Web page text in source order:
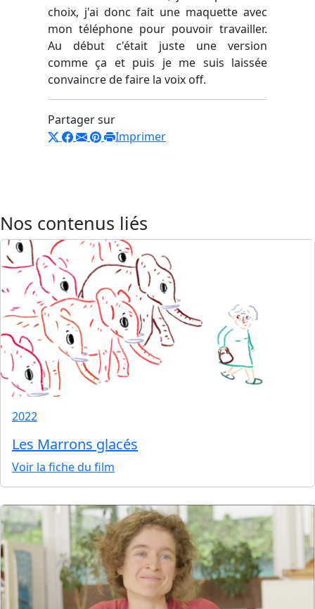
choix, j'ai donc fait une maquette avec
mon téléphone pour pouvoir travailler.
Au début c'était juste une version
comme ça et puis je me suis laissée
convaincre de faire la voix off.
Partager sur
Imprimer
Nos contenus liés
2022
Les Marrons glacés
Voir la fiche du film